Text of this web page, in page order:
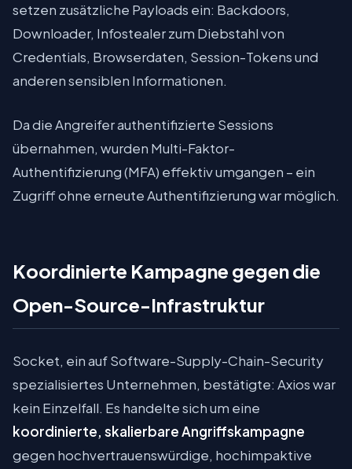
setzen zusätzliche Payloads ein: Backdoors,
Downloader, Infostealer zum Diebstahl von
Credentials, Browserdaten, Session-Tokens und
anderen sensiblen Informationen.
Da die Angreifer authentifizierte Sessions
übernahmen, wurden Multi-Faktor-
Authentifizierung (MFA) effektiv umgangen – ein
Zugriff ohne erneute Authentifizierung war möglich.
Koordinierte Kampagne gegen die
Open-Source-Infrastruktur
Socket, ein auf Software-Supply-Chain-Security
spezialisiertes Unternehmen, bestätigte: Axios war
kein Einzelfall. Es handelte sich um eine
koordinierte, skalierbare Angriffskampagne
gegen hochvertrauenswürdige, hochimpaktive